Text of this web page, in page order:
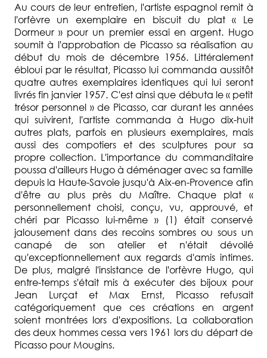
Au cours de leur entretien, l'artiste espagnol remit à
l'orfèvre un exemplaire en biscuit du plat « Le
Dormeur » pour un premier essai en argent. Hugo
soumit à l'approbation de Picasso sa réalisation au
début du mois de décembre 1956. Littéralement
ébloui par le résultat, Picasso lui commanda aussitôt
quatre autres exemplaires identiques qui lui seront
livrés fin janvier 1957. C'est ainsi que débuta le « petit
trésor personnel » de Picasso, car durant les années
qui suivirent, l'artiste commanda à Hugo dix-huit
autres plats, parfois en plusieurs exemplaires, mais
aussi des compotiers et des sculptures pour sa
propre collection. L'importance du commanditaire
poussa d'ailleurs Hugo à déménager avec sa famille
depuis la Haute-Savoie jusqu'à Aix-en-Provence afin
d'être au plus près du Maître. Chaque plat «
personnellement choisi, conçu, vu, approuvé, et
chéri par Picasso lui-même » (1) était conservé
jalousement dans des recoins sombres ou sous un
canapé de son atelier et n'était dévoilé
qu'exceptionnellement aux regards d'amis intimes.
De plus, malgré l'insistance de l'orfèvre Hugo, qui
entre-temps s'était mis à exécuter des bijoux pour
Jean Lurçat et Max Ernst, Picasso refusait
catégoriquement que ces créations en argent
soient montrées lors d'expositions. La collaboration
des deux hommes cessa vers 1961 lors du départ de
Picasso pour Mougins.